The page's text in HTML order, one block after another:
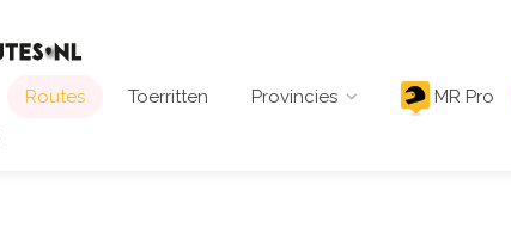
Routes Toerritten Provincies MR Pro